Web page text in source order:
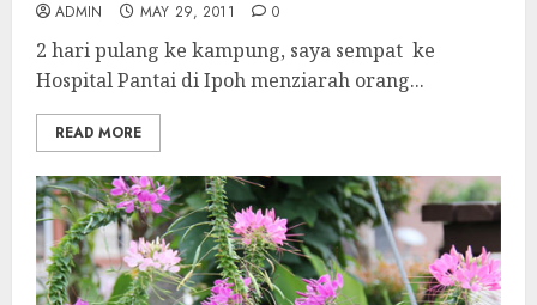
ADMIN MAY 29, 2011 0
2 hari pulang ke kampung, saya sempat ke
Hospital Pantai di Ipoh menziarah orang...
READ MORE